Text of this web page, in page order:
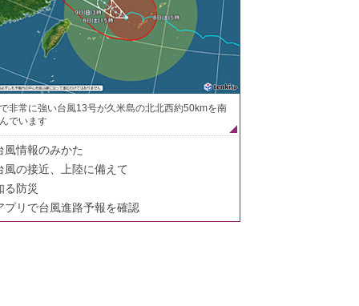
非常に強い台風13号が久米島の北北西約50kmを南
でいます
風情報のみかた
風の接近、上陸に備えて
る防災
プリで台風進路予報を確認